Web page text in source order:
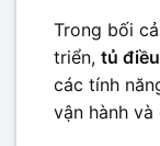
Trong bối
triển, tủ
các tính
vận hành và